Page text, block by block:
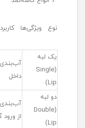
نوع ویژگی‌ها کاربرد
یک لبه
(Single
Lip)
داخل
دو لبه
(Double
Lip)
از ورود